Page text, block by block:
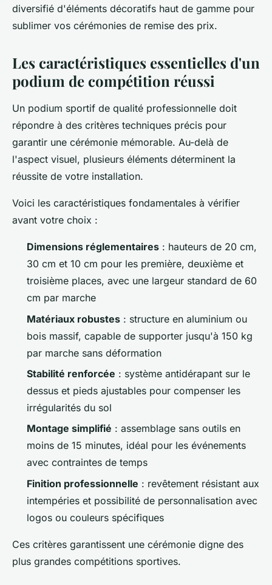
diversifié d'éléments décoratifs haut de gamme pour
sublimer vos cérémonies de remise des prix.
Les caractéristiques essentielles d'un
podium de compétition réussi
Un podium sportif de qualité professionnelle doit
répondre à des critères techniques précis pour
garantir une cérémonie mémorable. Au-delà de
l'aspect visuel, plusieurs éléments déterminent la
réussite de votre installation.
Voici les caractéristiques fondamentales à vérifier
avant votre choix :
Dimensions réglementaires : hauteurs de 20 cm,
30 cm et 10 cm pour les première, deuxième et
troisième places, avec une largeur standard de 60
cm par marche
Matériaux robustes : structure en aluminium ou
bois massif, capable de supporter jusqu'à 150 kg
par marche sans déformation
Stabilité renforcée : système antidérapant sur le
dessus et pieds ajustables pour compenser les
irrégularités du sol
Montage simplifié : assemblage sans outils en
moins de 15 minutes, idéal pour les événements
avec contraintes de temps
Finition professionnelle : revêtement résistant aux
intempéries et possibilité de personnalisation avec
logos ou couleurs spécifiques
Ces critères garantissent une cérémonie digne des
plus grandes compétitions sportives.